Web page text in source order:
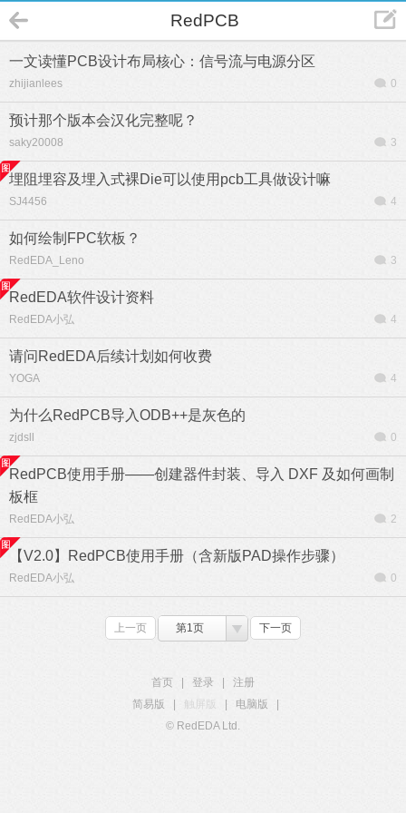
RedPCB
一文读懂PCB设计布局核心：信号流与电源分区
zhijianlees 0
预计那个版本会汉化完整呢？
saky20008 3
埋阻埋容及埋入式裸Die可以使用pcb工具做设计嘛
SJ4456 4
如何绘制FPC软板？
RedEDA_Leno 3
RedEDA软件设计资料
RedEDA小弘 4
请问RedEDA后续计划如何收费
YOGA 4
为什么RedPCB导入ODB++是灰色的
zjdsll 0
RedPCB使用手册——创建器件封装、导入 DXF 及如何画制
板框
RedEDA小弘 2
【V2.0】RedPCB使用手册（含新版PAD操作步骤）
RedEDA小弘 0
上一页 第1页 下一页
首页 登录
注册
简易版
触屏版 电脑版
© RedEDA Ltd.